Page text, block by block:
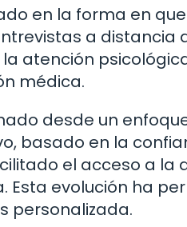
en la forma en
a distancia
atención
médica.
desde un
basado en la
el acceso a la
Esta evolución ha
personalizada.